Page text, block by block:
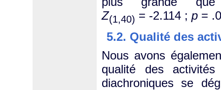
Z(1,40) = -2.114 ; p =
5.2. Qualité des
Nous avons
qualité des
diachroniques se